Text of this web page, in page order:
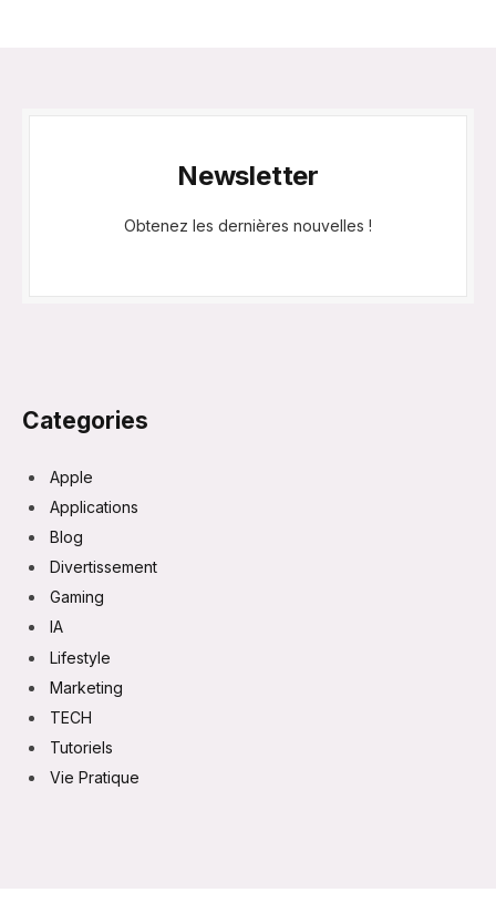
Newsletter
Obtenez les dernières nouvelles !
Categories
Apple
Applications
Blog
Divertissement
Gaming
IA
Lifestyle
Marketing
TECH
Tutoriels
Vie Pratique